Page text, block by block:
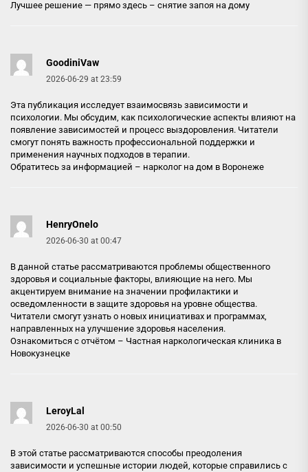
Лучшее решение — прямо здесь – снятие запоя на дому
GoodiniVaw
2026-06-29 at 23:59
Эта публикация исследует взаимосвязь зависимости и
психологии. Мы обсудим, как психологические аспекты влияют на
появление зависимостей и процесс выздоровления. Читатели
смогут понять важность профессиональной поддержки и
применения научных подходов в терапии.
Обратитесь за информацией – нарколог на дом в Воронеже
HenryOnelo
2026-06-30 at 00:47
В данной статье рассматриваются проблемы общественного
здоровья и социальные факторы, влияющие на него. Мы
акцентируем внимание на значении профилактики и
осведомленности в защите здоровья на уровне общества.
Читатели смогут узнать о новых инициативах и программах,
направленных на улучшение здоровья населения.
Ознакомиться с отчётом – Частная наркологическая клиника в
Новокузнецке
LeroyLal
2026-06-30 at 00:50
В этой статье рассматриваются способы преодоления
зависимости и успешные истории людей, которые справились с